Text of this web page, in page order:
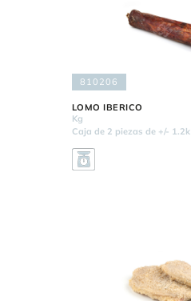
810206
LOMO IBERICO
Kg
Caja de 2 piezas de +/- 1.2k